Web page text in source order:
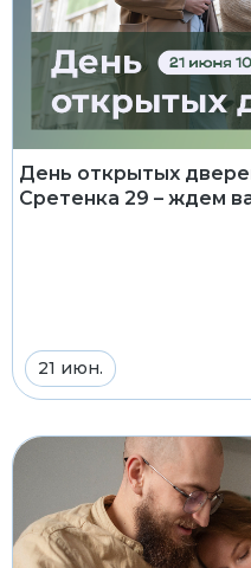
День открытых
Сретенка 29 – ждем
21 июн.